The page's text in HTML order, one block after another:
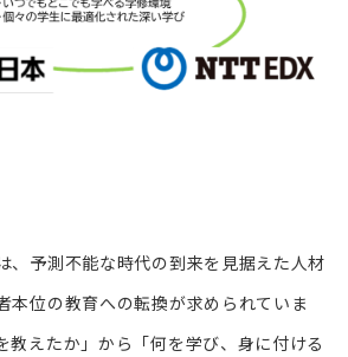
、予測不能な時代の到来を見据えた人材
本位の教育への転換が求められていま
教えたか」から「何を学び、身に付ける